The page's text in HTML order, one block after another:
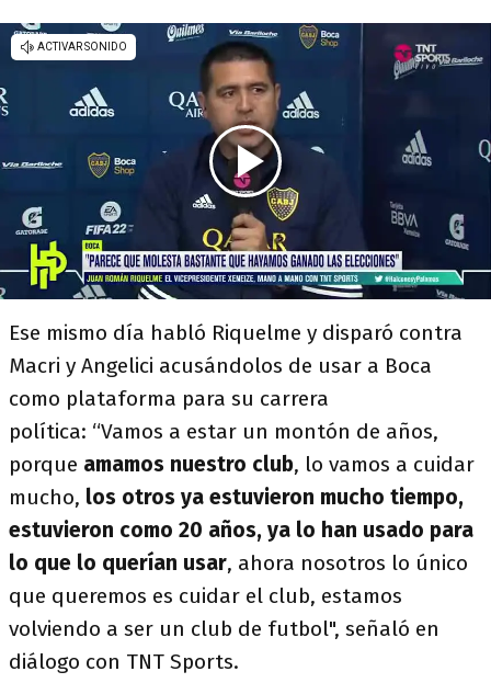
Ese mismo día habló Riquelme y disparó contra
Macri y Angelici acusándolos de usar a Boca
como plataforma para su carrera
política: “Vamos a estar un montón de años,
porque amamos nuestro club, lo vamos a cuidar
mucho, los otros ya estuvieron mucho tiempo,
estuvieron como 20 años, ya lo han usado para
lo que lo querían usar, ahora nosotros lo único
que queremos es cuidar el club, estamos
volviendo a ser un club de futbol", señaló en
diálogo con TNT Sports.